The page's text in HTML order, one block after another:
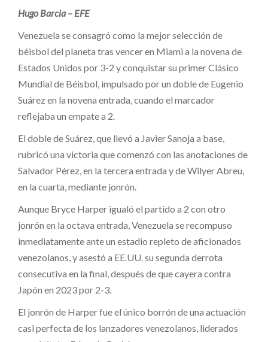
Hugo Barcia – EFE
Venezuela se consagró como la mejor selección de
béisbol del planeta tras vencer en Miami a la novena de
Estados Unidos por 3-2 y conquistar su primer Clásico
Mundial de Béisbol, impulsado por un doble de Eugenio
Suárez en la novena entrada, cuando el marcador
reflejaba un empate a 2.
El doble de Suárez, que llevó a Javier Sanoja a base,
rubricó una victoria que comenzó con las anotaciones de
Salvador Pérez, en la tercera entrada y de Wilyer Abreu,
en la cuarta, mediante jonrón.
Aunque Bryce Harper igualó el partido a 2 con otro
jonrón en la octava entrada, Venezuela se recompuso
inmediatamente ante un estadio repleto de aficionados
venezolanos, y asestó a EE.UU. su segunda derrota
consecutiva en la final, después de que cayera contra
Japón en 2023 por 2-3.
El jonrón de Harper fue el único borrón de una actuación
casi perfecta de los lanzadores venezolanos, liderados